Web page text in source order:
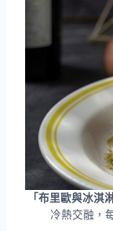
「布里歐與冰淇淋
冷熱交融，